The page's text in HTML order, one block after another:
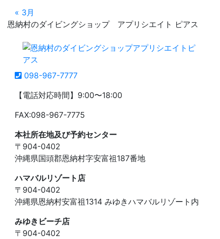
« 3月
恩納村のダイビングショップ アプリシエイト ピアス
098-967-7777
【電話対応時間】9:00〜18:00
FAX:098-967-7775
本社所在地及び予約センター
〒904-0402
沖縄県国頭郡恩納村字安富祖187番地
ハマバルリゾート店
〒904-0402
沖縄県恩納村安富祖1314 みゆきハマバルリゾート内
みゆきビーチ店
〒904-0402